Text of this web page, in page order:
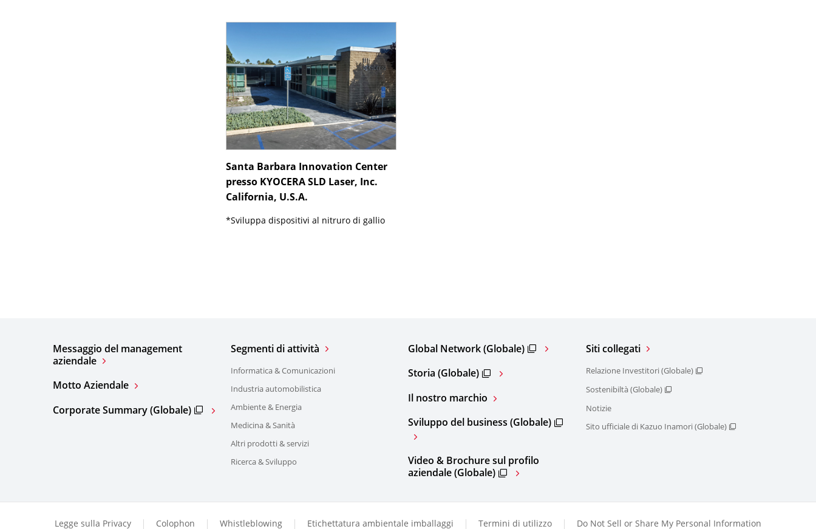
Santa Barbara Innovation Center
presso KYOCERA SLD Laser, Inc.
California, U.S.A.
*Sviluppa dispositivi al nitruro di gallio
Messaggio del management
aziendale
Motto Aziendale
Corporate Summary (Globale)
Segmenti di attività
Informatica & Comunicazioni
Industria automobilistica
Ambiente & Energia
Medicina & Sanità
Altri prodotti & servizi
Ricerca & Sviluppo
Global Network (Globale)
Storia (Globale)
Il nostro marchio
Sviluppo del business (Globale)
Video & Brochure sul profilo
aziendale (Globale)
Siti collegati
Relazione Investitori (Globale)
Sostenibiltà (Globale)
Notizie
Sito ufficiale di Kazuo Inamori (Globale)
Legge sulla Privacy Colophon Whistleblowing Etichettatura ambientale imballaggi Termini di utilizzo Do Not Sell or Share My Personal Information